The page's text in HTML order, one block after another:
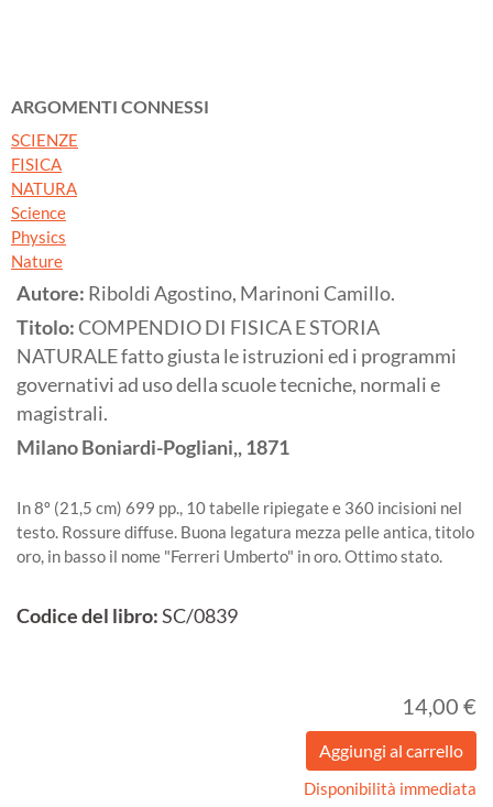
ARGOMENTI CONNESSI
SCIENZE
FISICA
NATURA
Science
Physics
Nature
Autore: Riboldi Agostino, Marinoni Camillo.
Titolo:COMPENDIO DI FISICA E STORIA
NATURALE fatto giusta le istruzioni ed i programmi
governativi ad uso della scuole tecniche, normali e
magistrali.
MilanoBoniardi-Pogliani,,1871
In 8º (21,5 cm) 699 pp., 10 tabelle ripiegate e 360 incisioni nel
testo. Rossure diffuse. Buona legatura mezza pelle antica, titolo
oro, in basso il nome "Ferreri Umberto" in oro. Ottimo stato.
Codice del libro:SC/0839
14,00 €
Disponibilità immediata